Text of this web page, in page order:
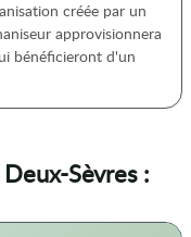
créée par un
approvisionnera
bénéficieront d'un
Sèvres :